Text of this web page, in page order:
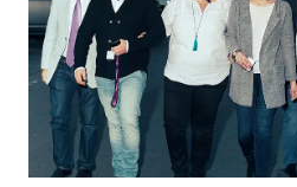
Email Facebook
Bluesky